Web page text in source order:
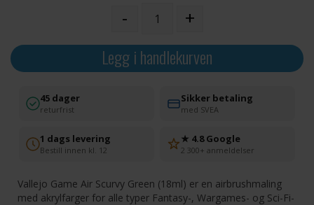
- +
Legg i handlekurven
45 dager
returfrist
Sikker betaling
med SVEA
1 dags levering
Bestill innen kl. 12
★ 4.8 Google
2 300+ anmeldelser
Vallejo Game Air Scurvy Green (18ml) er en airbrushmaling
med akrylfarger for alle typer Fantasy-, Wargames- og Sci-Fi-